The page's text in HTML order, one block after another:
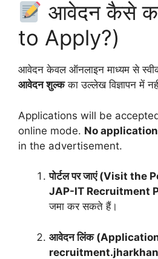
आवेदन कैसे
to Apply?)
आवेदन केवल ऑनलाइन माध्यम से
आवेदन शुल्कका उल्लेख विज्ञापन में
Applications will be
online mode. No
in the advertisement.
पोर्टल पर जाएं (Visit the
JAP-IT Recruitment
जमा कर सकते हैं।
आवेदन लिंक